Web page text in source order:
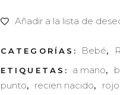
mini
Rosa
quantity
Añadir a la lista de
CATEGORÍAS: Bebé,
ETIQUETAS: a mano,
punto, recien nacido, rojo